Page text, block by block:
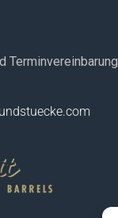
Terminvereinbarung